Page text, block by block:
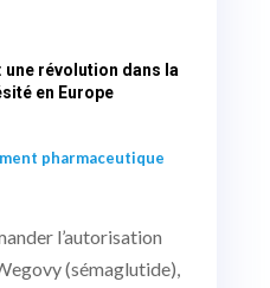
une révolution dans la
en Europe
pharmaceutique
l’autorisation
(sémaglutide),